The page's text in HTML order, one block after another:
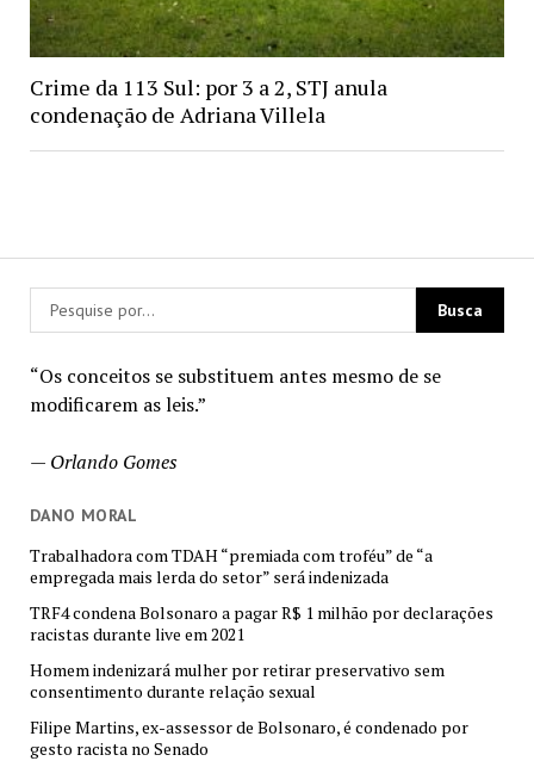
“Os conceitos se substituem antes mesmo de se
modificarem as leis.”
— Orlando Gomes
DANO MORAL
Trabalhadora com TDAH “premiada com troféu” de “a
empregada mais lerda do setor” será indenizada
TRF4 condena Bolsonaro a pagar R$ 1 milhão por declarações
racistas durante live em 2021
Homem indenizará mulher por retirar preservativo sem
consentimento durante relação sexual
Filipe Martins, ex-assessor de Bolsonaro, é condenado por
gesto racista no Senado
Crime da 113 Sul: por 3 a 2, STJ anula
condenação de Adriana Villela